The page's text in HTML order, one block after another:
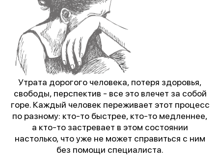
Утрата дорогого человека, потеря здоровья,
свободы, перспектив - все это влечет за собой
горе. Каждый человек переживает этот процесс
по разному: кто-то быстрее, кто-то медленнее,
а кто-то застревает в этом состоянии
настолько, что уже не может справиться с ним
без помощи специалиста.